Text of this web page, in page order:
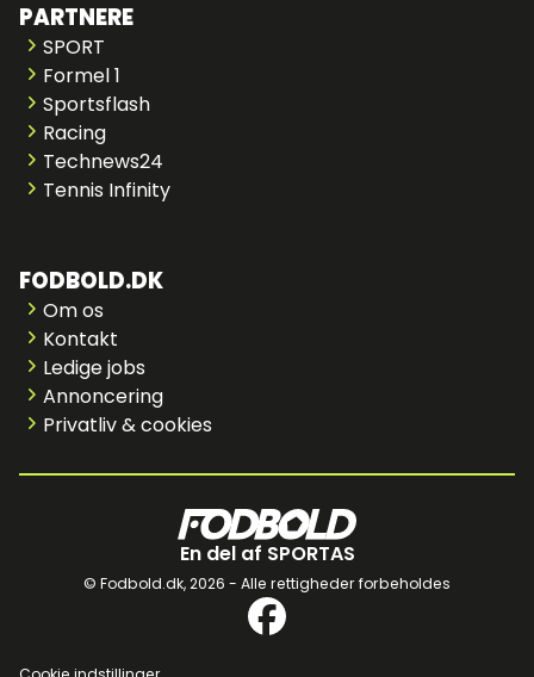
PARTNERE
SPORT
Formel 1
Sportsflash
Racing
Technews24
Tennis Infinity
FODBOLD.DK
Om os
Kontakt
Ledige jobs
Annoncering
Privatliv & cookies
En del af SPORTAS
© Fodbold.dk,2026 - Alle rettigheder forbeholdes